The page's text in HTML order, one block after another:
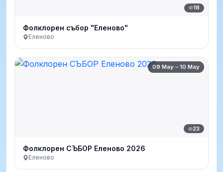
18
Фолклорен събор "Еленово"
Еленово
09 May – 10 May
23
Фолклорен СЪБОР Еленово 2026
Еленово